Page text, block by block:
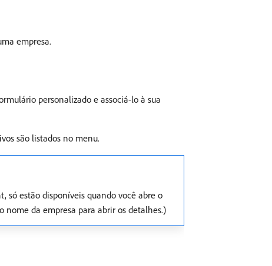
empresa.
personalizado e associá-lo à sua
são listados no menu.
só estão disponíveis quando você abre o
nome da empresa para abrir os detalhes.)